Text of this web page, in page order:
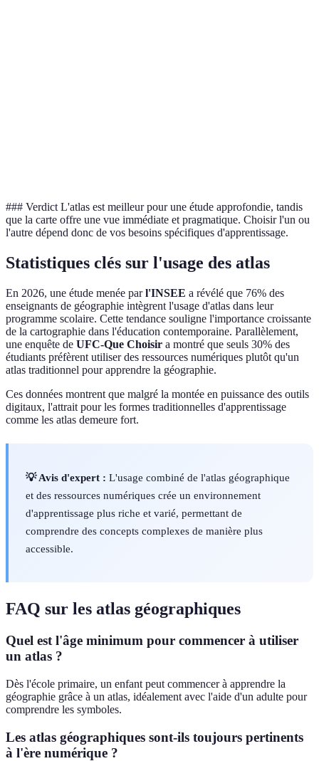
### Verdict L'atlas est meilleur pour une étude approfondie, tandis
que la carte offre une vue immédiate et pragmatique. Choisir l'un ou
l'autre dépend donc de vos besoins spécifiques d'apprentissage.
Statistiques clés sur l'usage des atlas
En 2026, une étude menée parl'INSEE a révélé que 76% des
enseignants de géographie intègrent l'usage d'atlas dans leur
programme scolaire. Cette tendance souligne l'importance croissante
de la cartographie dans l'éducation contemporaine. Parallèlement,
une enquête de UFC-Que Choisir a montré que seuls 30% des
étudiants préfèrent utiliser des ressources numériques plutôt qu'un
atlas traditionnel pour apprendre la géographie.
Ces données montrent que malgré la montée en puissance des outils
digitaux, l'attrait pour les formes traditionnelles d'apprentissage
comme les atlas demeure fort.
💡 Avis d'expert : L'usage combiné de l'atlas géographique
et des ressources numériques crée un environnement
d'apprentissage plus riche et varié, permettant de
comprendre des concepts complexes de manière plus
accessible.
FAQ sur les atlas géographiques
Quel est l'âge minimum pour commencer à utiliser
un atlas ?
Dès l'école primaire, un enfant peut commencer à apprendre la
géographie grâce à un atlas, idéalement avec l'aide d'un adulte pour
comprendre les symboles.
Les atlas géographiques sont-ils toujours pertinents
à l'ère numérique ?